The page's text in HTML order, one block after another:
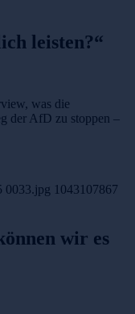
leisten?“
was die
der AfD zu stoppen –
wir es